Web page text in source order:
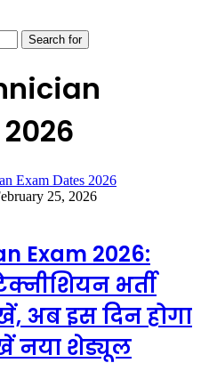
Search for
25, 2026
Exam 2026:
भर्ती
अब इस दिन होगा
नया शेड्यूल